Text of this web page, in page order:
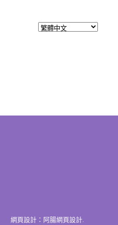
網頁設計： 阿腸網頁設計.